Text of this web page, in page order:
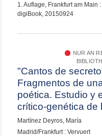
1. Auflage, Frankfurt am Main
digiBook, 20150924
NUR AN
"Cantos de
Fragmentos de
poética. Estudio y
crítico-genética de
poemas "sueltos" e
"inéditos" de
Martínez Deyros, María
Madrid/Frankfurt : Vervuert